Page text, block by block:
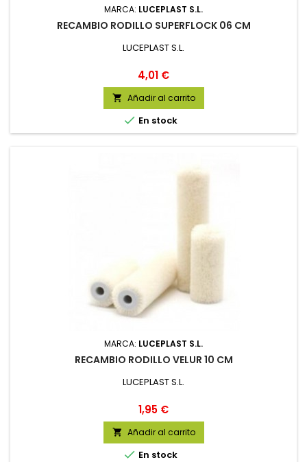
MARCA: LUCEPLAST S.L.
RECAMBIO RODILLO SUPERFLOCK 06 CM
LUCEPLAST S.L.
Precio
4,01 €
 Añadir al carrito
 En stock
MARCA: LUCEPLAST S.L.
RECAMBIO RODILLO VELUR 10 CM
LUCEPLAST S.L.
Precio
1,95 €
 Añadir al carrito
 En stock